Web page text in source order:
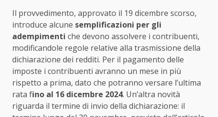
Il provvedimento, approvato il 19 dicembre scorso,
introduce alcune semplificazioni per gli
adempimenti che devono assolvere i contribuenti,
modificandole regole relative alla trasmissione della
dichiarazione dei redditi. Per il pagamento delle
imposte i contribuenti avranno un mese in più
rispetto a prima, dato che potranno versare l’ultima
rata fino al 16 dicembre 2024. Un’altra novità
riguarda il termine di invio della dichiarazione: il